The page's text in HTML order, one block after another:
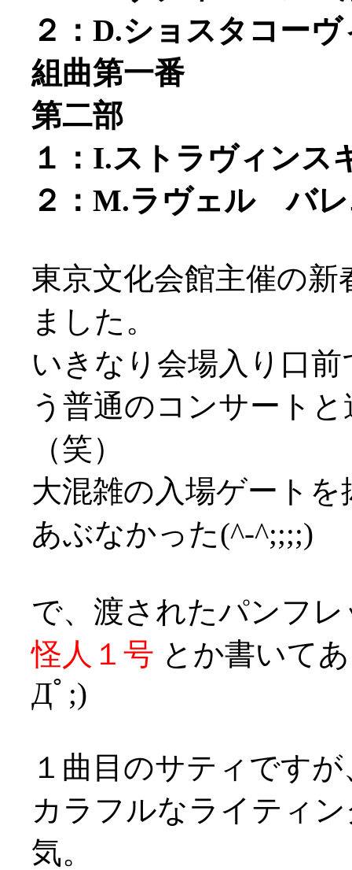
２：D.ショスタコー
組曲第一番
第二部
１：I.ストラヴィン
２：M.ラヴェル バ
東京文化会館主催の
ました。
いきなり会場入り口
う普通のコンサート
（笑）
大混雑の入場ゲート
あぶなかった(^-^;;;;)
で、渡されたパンフ
怪人１号 とか書いて
Дﾟ;)
１曲目のサティです
カラフルなライティ
気。